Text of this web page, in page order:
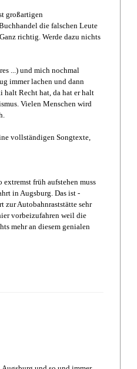
großartigen
die falschen Leute
richtig. Werde dazu nichts
...) und mich nochmal
immer lachen und dann
halt Recht hat, da hat er halt
Vielen Menschen wird
vollständigen Songtexte,
früh aufstehen muss
in Augsburg. Das ist -
zur Autobahnraststätte sehr
vorbeizufahren weil die
mehr an diesem genialen